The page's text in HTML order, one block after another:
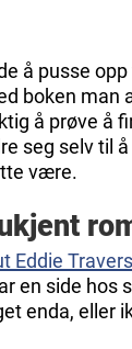
å pusse
boken man
å prøve å
seg selv til
være.
Eddie
en side hos
enda, eller